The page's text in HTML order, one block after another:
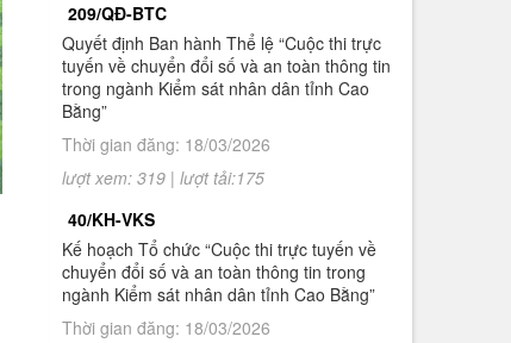
8.
Công khai thực hiện dự toán thu-chi
ngân sách quý I năm 2026
9.Quyết định công nhận kết quả và trao
giải thưởng Cuộc thi trực tuyến về
chuyển đổi số và an toàn thông tin
trong ngành Kiểm sát nhân dân tỉnh
10.Thông báo Kết quả Cuộc thi trực
tuyến về chuyển đổi số và an toàn
thông tin trong ngành Kiểm sát nhân
dân tỉnh Cao Bằng
209/QĐ-BTC
Quyết định Ban hành Thể lệ “Cuộc thi trực
tuyến về chuyển đổi số và an toàn thông tin
trong ngành Kiểm sát nhân dân tỉnh Cao
Bằng”
Thời gian đăng: 18/03/2026
lượt xem: 319 | lượt tải:175
40/KH-VKS
Kế hoạch Tổ chức “Cuộc thi trực tuyến về
chuyển đổi số và an toàn thông tin trong
ngành Kiểm sát nhân dân tỉnh Cao Bằng”
Thời gian đăng: 18/03/2026